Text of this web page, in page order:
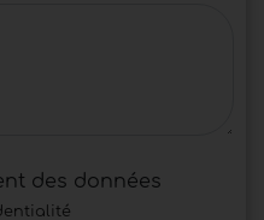
des données